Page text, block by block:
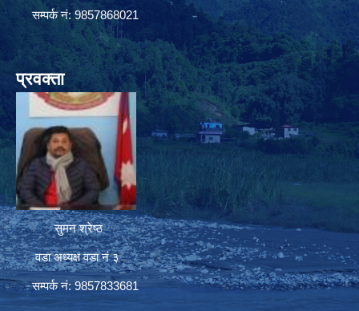
सम्पर्क नं: 9857868021
प्रवक्ता
सुमन श्रेष्ठ
वडा अध्यक्ष वडा नं ३
सम्पर्क नं: 9857833681